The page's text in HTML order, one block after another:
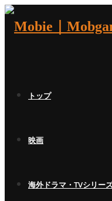
トップ
映画
海外ドラマ・TVシリー